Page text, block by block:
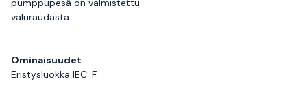
pumppupesä on valmistettu
valuraudasta.
Ominaisuudet
Eristysluokka IEC: F